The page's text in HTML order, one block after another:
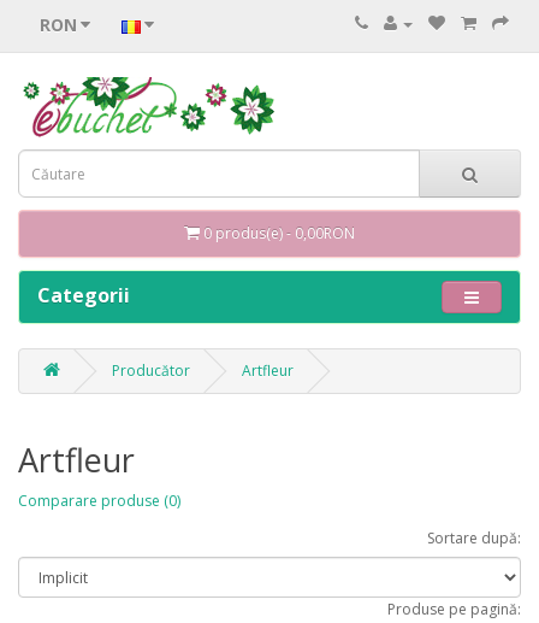
RON
0 produs(e) - 0,00RON
Categorii
Producător Artfleur
Artfleur
Comparare produse (0)
Sortare după:
Produse pe pagină: